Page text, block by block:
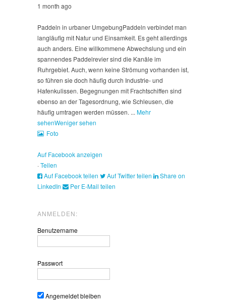
1 month ago
Paddeln in urbaner UmgebungPaddeln verbindet man
langläufig mit Natur und Einsamkeit. Es geht allerdings
auch anders. Eine willkommene Abwechslung und ein
spannendes Paddelrevier sind die Kanäle im
Ruhrgebiet. Auch, wenn keine Strömung vorhanden ist,
so führen sie doch häufig durch Industrie- und
Hafenkulissen. Begegnungen mit Frachtschiffen sind
ebenso an der Tagesordnung, wie Schleusen, die
häufig umtragen werden müssen. ... Mehr
sehenWeniger sehen
Foto
Auf Facebook anzeigen
·Teilen
Auf Facebook teilen
Auf Twitter teilen
Share on
LinkedIn
Per E-Mail teilen
ANMELDEN:
Benutzername
Passwort
Angemeldet bleiben